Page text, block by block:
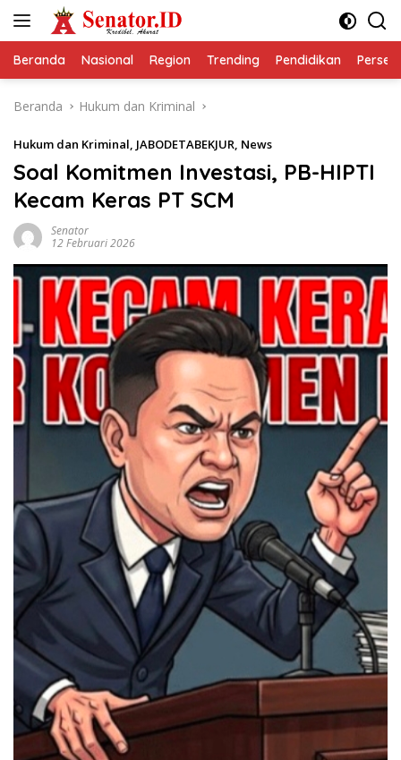
Beranda Nasional Region Trending Pendidikan
Beranda Hukum dan Kriminal
Hukum dan Kriminal, JABODETABEKJUR, News
Soal Komitmen Investasi, PB-HIPTI
Kecam Keras PT SCM
Senator
12 Februari 2026